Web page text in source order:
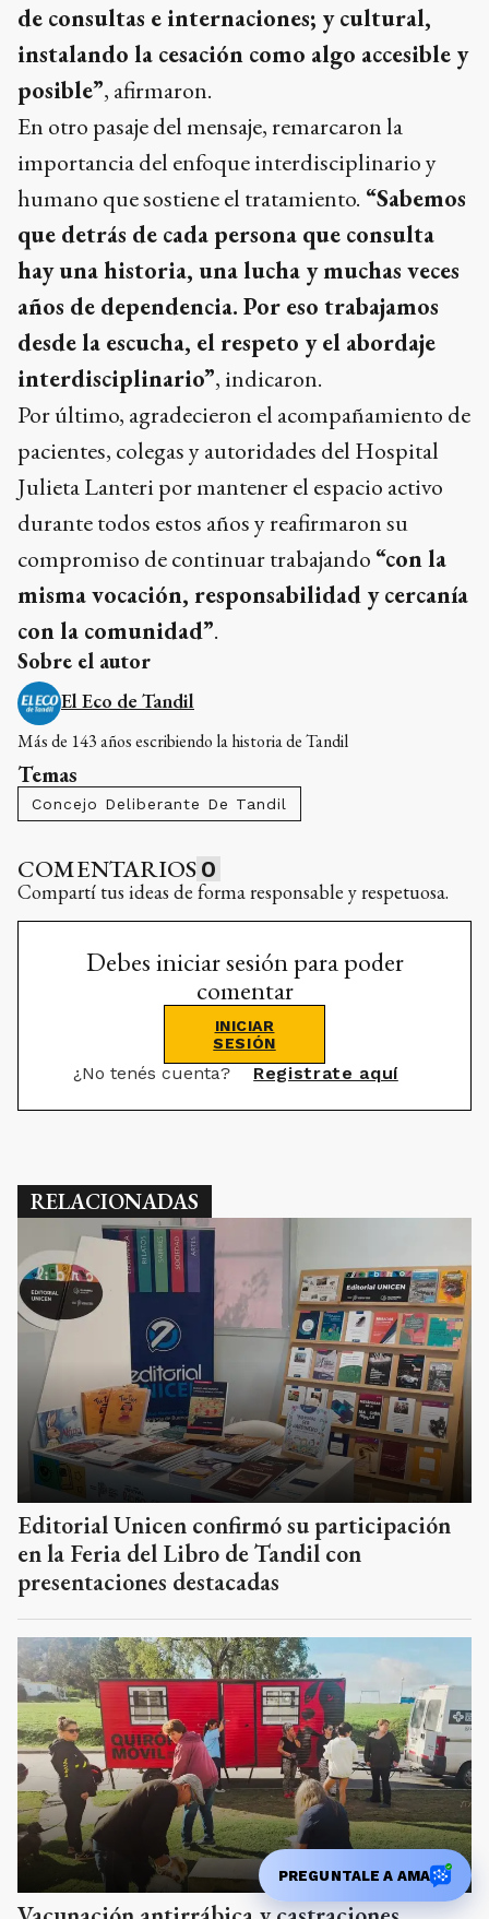
de consultas e internaciones; y cultural,
instalando la cesación como algo accesible y
posible”, afirmaron.
En otro pasaje del mensaje, remarcaron la
importancia del enfoque interdisciplinario y
humano que sostiene el tratamiento. “Sabemos
que detrás de cada persona que consulta
hay una historia, una lucha y muchas veces
años de dependencia. Por eso trabajamos
desde la escucha, el respeto y el abordaje
interdisciplinario”, indicaron.
Por último, agradecieron el acompañamiento de
pacientes, colegas y autoridades del Hospital
Julieta Lanteri por mantener el espacio activo
durante todos estos años y reafirmaron su
compromiso de continuar trabajando “con la
misma vocación, responsabilidad y cercanía
con la comunidad”.
Sobre el autor
El Eco de Tandil
Más de 143 años escribiendo la historia de Tandil
Temas
Concejo Deliberante De Tandil
COMENTARIOS 0
Compartí tus ideas de forma responsable y respetuosa.
Debes iniciar sesión para poder
comentar
INICIAR
SESIÓN
¿No tenés cuenta? Registrate aquí
RELACIONADAS
Editorial Unicen confirmó su participación
en la Feria del Libro de Tandil con
presentaciones destacadas
PREGUNTALE A AMA